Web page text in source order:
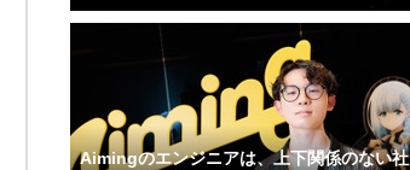
Aimingのエンジニアは、上下関係のない社